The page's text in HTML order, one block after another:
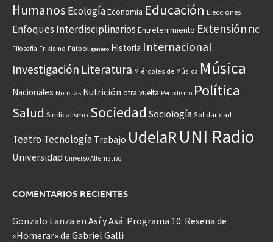
Humanos EcologíaEconomía Educación Elecciones
Enfoques Interdisciplinarios Entretenimiento Extensión FIC
Filosofía Frikismo Fútbol género Historia Internacional
Investigación Literatura Miércoles de Música Música
Nacionales Noticias Nutrición otra vuelta Periodismo Política
Salud Sindicalismo Sociedad Sociología Solidaridad
Teatro Tecnología Trabajo UdelaR UNI Radio
Universidad Universo Alternativo
COMENTARIOS RECIENTES
Gonzalo Lanza en Así y Asá. Programa 10. Reseña de
«Homerar» de Gabriel Galli